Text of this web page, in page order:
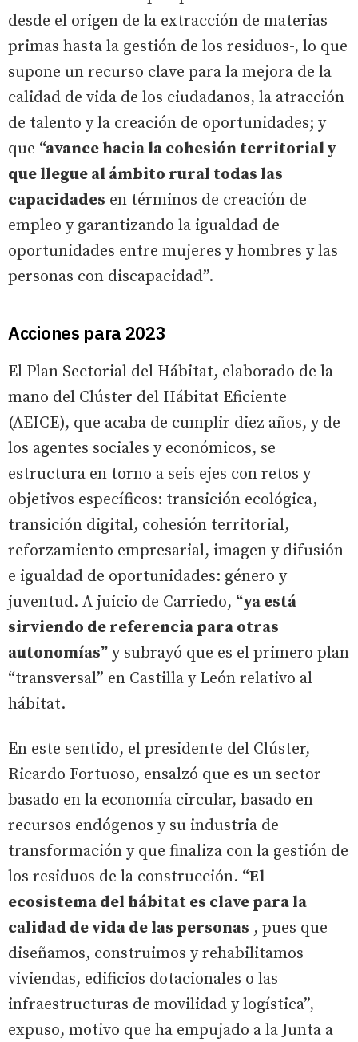
desde el origen de la extracción de materias
primas hasta la gestión de los residuos-, lo que
supone un recurso clave para la mejora de la
calidad de vida de los ciudadanos, la atracción
de talento y la creación de oportunidades; y
que “avance hacia la cohesión territorial y
que llegue al ámbito rural todas las
capacidades en términos de creación de
empleo y garantizando la igualdad de
oportunidades entre mujeres y hombres y las
personas con discapacidad”.
Acciones para 2023
El Plan Sectorial del Hábitat, elaborado de la
mano del Clúster del Hábitat Eficiente
(AEICE), que acaba de cumplir diez años, y de
los agentes sociales y económicos, se
estructura en torno a seis ejes con retos y
objetivos específicos: transición ecológica,
transición digital, cohesión territorial,
reforzamiento empresarial, imagen y difusión
e igualdad de oportunidades: género y
juventud. A juicio de Carriedo, “ya está
sirviendo de referencia para otras
autonomías” y subrayó que es el primero plan
“transversal” en Castilla y León relativo al
hábitat.
En este sentido, el presidente del Clúster,
Ricardo Fortuoso, ensalzó que es un sector
basado en la economía circular, basado en
recursos endógenos y su industria de
transformación y que finaliza con la gestión de
los residuos de la construcción. “El
ecosistema del hábitat es clave para la
calidad de vida de las personas , pues que
diseñamos, construimos y rehabilitamos
viviendas, edificios dotacionales o las
infraestructuras de movilidad y logística”,
expuso, motivo que ha empujado a la Junta a